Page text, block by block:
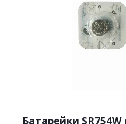
Батарейки